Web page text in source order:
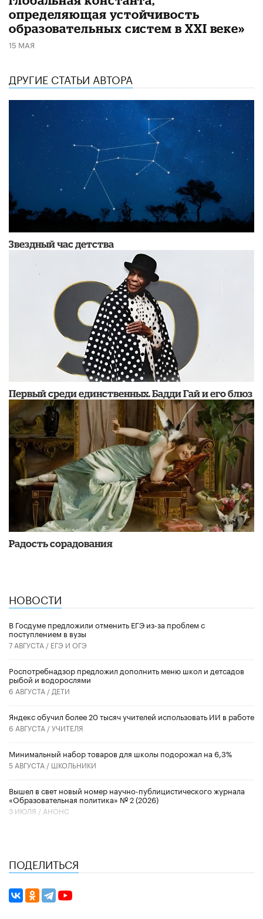
определяющая устойчивость
образовательных систем в XXI веке»
15 МАЯ
ДРУГИЕ СТАТЬИ АВТОРА
Звездный час детства
Первый среди единственных. Бадди Гай и его блюз
Радость сорадования
НОВОСТИ
В Госдуме предложили отменить ЕГЭ из-за проблем с
поступлением в вузы
7 АВГУСТА / ЕГЭ И ОГЭ
Роспотребнадзор предложил дополнить меню школ и детсадов
рыбой и водорослями
6 АВГУСТА / ДЕТИ
​Яндекс обучил более 20 тысяч учителей использовать ИИ в работе
6 АВГУСТА /УЧИТЕЛЯ
Минимальный набор товаров для школы подорожал на 6,3%
5 АВГУСТА / ШКОЛЬНИКИ
Вышел в свет новый номер научно-публицистического журнала
«Образовательная политика» № 2 (2026)
3 ИЮЛЯ / АНОНС
ПОДЕЛИТЬСЯ